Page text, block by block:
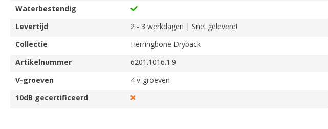
Waterbestendig
Levertijd
2 - 3 werkdagen | Snel geleverd!
Collectie
Herringbone Dryback
Artikelnummer
6201.1016.1.9
V-groeven
4 v-groeven
10dB gecertificeerd